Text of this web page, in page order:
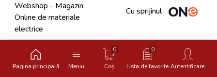
Webshop - Magazin
Online de materiale
electrice
Cu sprijinul
Pagina principală Meniu
0
Coș
0
Lista de favorite Autentificare